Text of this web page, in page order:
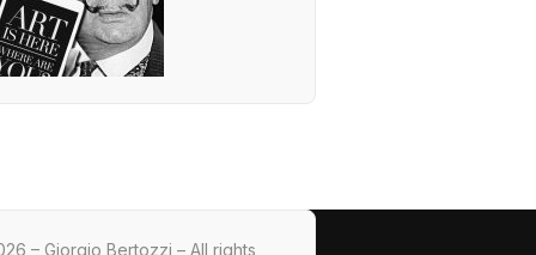
– Giorgio Bertozzi – All rights